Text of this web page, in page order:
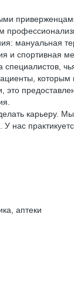
мануальная
и спортивная
специалистов,
которым
это
карьеру.
нас
аптеки